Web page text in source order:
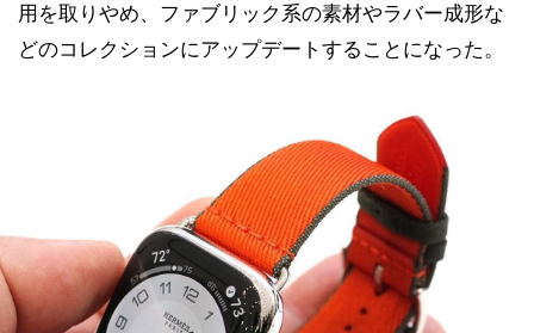
用を取りやめ、ファブリック系の素材やラバー成形な
どのコレクションにアップデートすることになった。